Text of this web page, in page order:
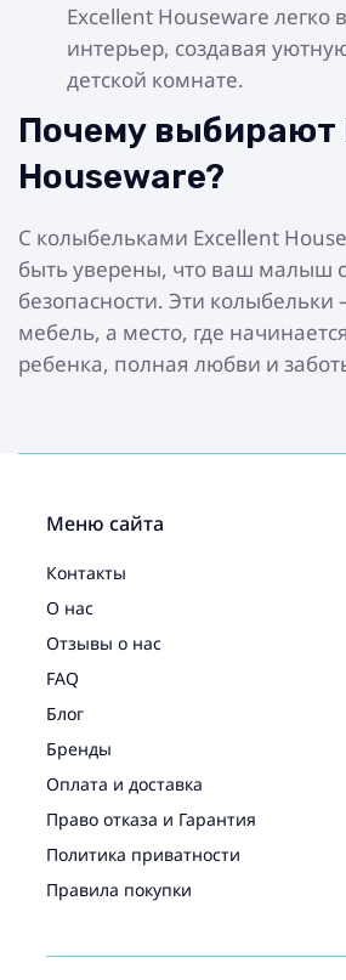
Excellent Houseware легко
интерьер, создавая
детской комнате.
Почему выбирают
Houseware?
С колыбельками Excellent
быть уверены, что ваш малыш
безопасности. Эти колыбельки
мебель, а место, где
ребенка, полная любви и
Меню сайта
Контакты
О нас
Отзывы о нас
FAQ
Блог
Бренды
Оплата и доставка
Право отказа и Гарантия
Политика приватности
Правила покупки